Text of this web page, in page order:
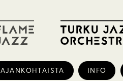
AJANKOHTAISTA INFO